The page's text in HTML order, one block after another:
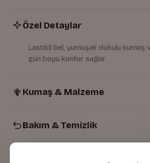
Özel Detaylar
Lastikli bel, yumuşak dokulu kumaş
gün boyu konfor sağlar.
Kumaş & Malzeme
Bakım & Temizlik